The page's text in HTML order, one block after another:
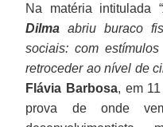
Na matéria intitulada “
Dilma abriu buraco
sociais: com estímulos
retroceder ao nível de
Flávia Barbosa, em
prova de onde